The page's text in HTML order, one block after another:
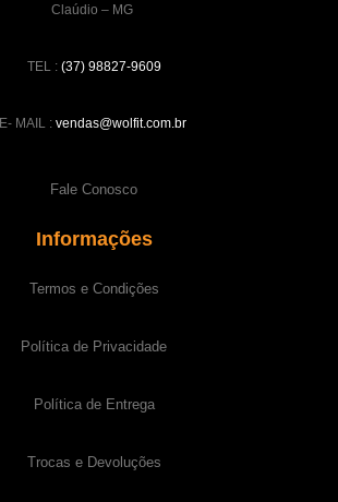
Claúdio – MG
TEL : (37) 98827-9609
E- MAIL : vendas@wolfit.com.br
Fale Conosco
Informações
Termos e Condições
Política de Privacidade
Política de Entrega
Trocas e Devoluções